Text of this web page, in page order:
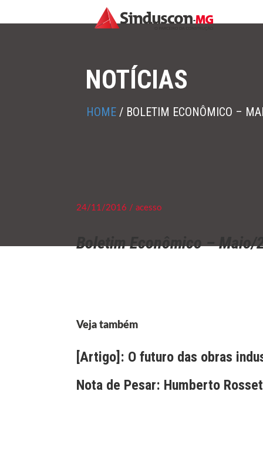
NOTÍCIAS
HOME / BOLETIM ECONÔMICO –
24/11/2016 / acesso
Boletim Econômico – Maio/
Veja também
[Artigo]: O futuro das obras
Nota de Pesar: Humberto